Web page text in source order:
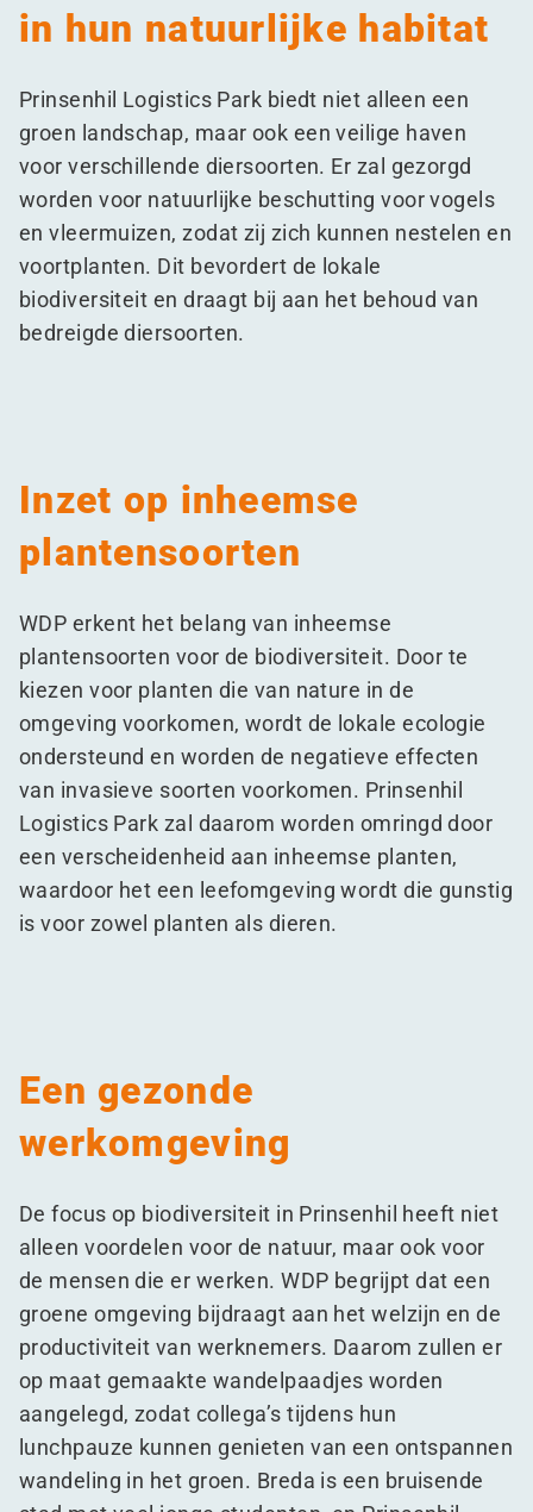
in hun natuurlijke habitat
Prinsenhil Logistics Park biedt niet alleen een
groen landschap, maar ook een veilige haven
voor verschillende diersoorten. Er zal gezorgd
worden voor natuurlijke beschutting voor vogels
en vleermuizen, zodat zij zich kunnen nestelen en
voortplanten. Dit bevordert de lokale
biodiversiteit en draagt bij aan het behoud van
bedreigde diersoorten.
Inzet op inheemse
plantensoorten
WDP erkent het belang van inheemse
plantensoorten voor de biodiversiteit. Door te
kiezen voor planten die van nature in de
omgeving voorkomen, wordt de lokale ecologie
ondersteund en worden de negatieve effecten
van invasieve soorten voorkomen. Prinsenhil
Logistics Park zal daarom worden omringd door
een verscheidenheid aan inheemse planten,
waardoor het een leefomgeving wordt die gunstig
is voor zowel planten als dieren.
Een gezonde
werkomgeving
De focus op biodiversiteit in Prinsenhil heeft niet
alleen voordelen voor de natuur, maar ook voor
de mensen die er werken. WDP begrijpt dat een
groene omgeving bijdraagt aan het welzijn en de
productiviteit van werknemers. Daarom zullen er
op maat gemaakte wandelpaadjes worden
aangelegd, zodat collega’s tijdens hun
lunchpauze kunnen genieten van een ontspannen
wandeling in het groen. Breda is een bruisende